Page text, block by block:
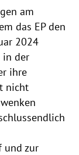
am
das EP den
2024
in der
ihre
nicht
und zur